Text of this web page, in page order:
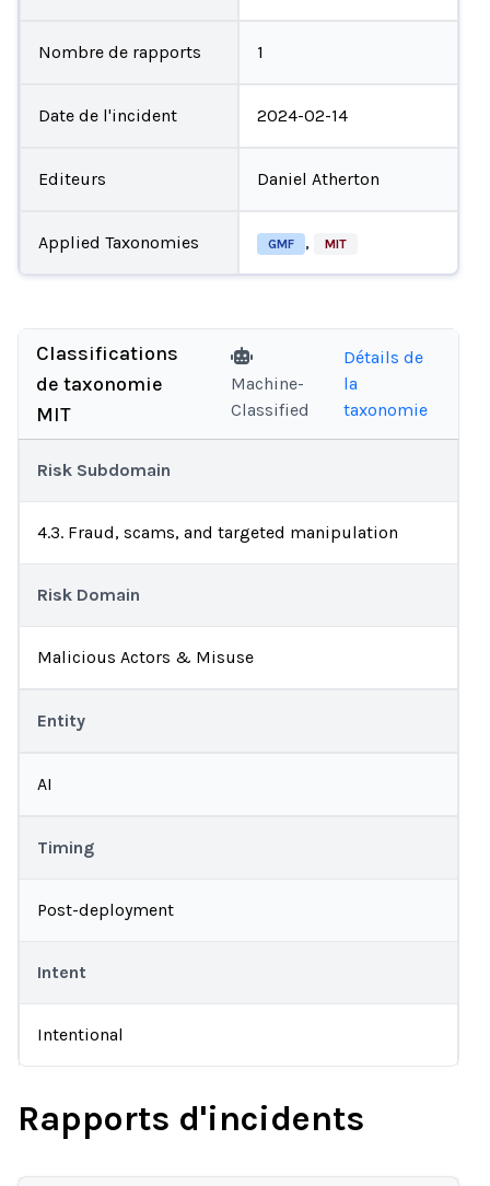
Nombre de rapports 1
Date de l'incident 2024-02-14
Editeurs Daniel Atherton
Applied Taxonomies GMF , MIT
Classifications
de taxonomie
MIT
Machine-
Classified
Détails de
la
taxonomie
Risk Subdomain
4.3. Fraud, scams, and targeted manipulation
Risk Domain
Malicious Actors & Misuse
Entity
AI
Timing
Post-deployment
Intent
Intentional
Rapports d'incidents